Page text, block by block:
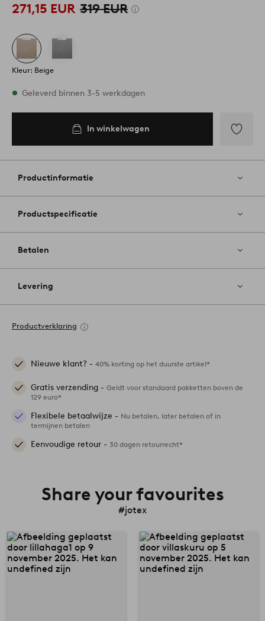
271,15 EUR 319 EUR
Kleur: Beige
Op voorraad
Geleverd binnen 3-5 werkdagen
In winkelwagen
aan
Productinformatie
Productspecificatie
Betalen
Levering
Productverklaring
Nieuwe klant? - 40% korting op het duurste artikel*
Gratis verzending - Geldt voor standaard pakketten boven de
129 euro*
Flexibele betaalwijze - Nu betalen, later betalen of in
termijnen betalen
Eenvoudige retour - 30 dagen retourrecht*
Share your favourites
#jotex